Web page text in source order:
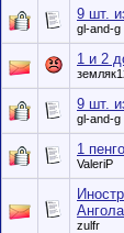
9 шт.
gl-and-g
1 и 2
9 шт.
gl-and-g
1
ValeriP
zulfr